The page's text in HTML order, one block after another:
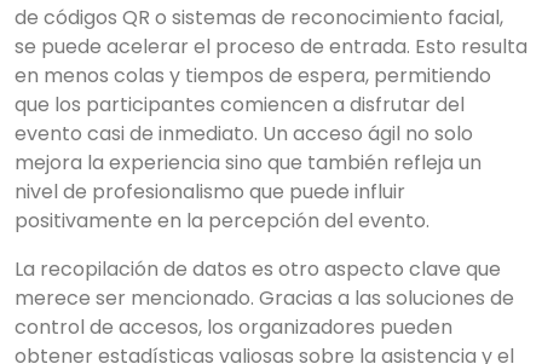
de códigos QR o sistemas de reconocimiento facial,
se puede acelerar el proceso de entrada. Esto resulta
en menos colas y tiempos de espera, permitiendo
que los participantes comiencen a disfrutar del
evento casi de inmediato. Un acceso ágil no solo
mejora la experiencia sino que también refleja un
nivel de profesionalismo que puede influir
positivamente en la percepción del evento.
La recopilación de datos es otro aspecto clave que
merece ser mencionado. Gracias a las soluciones de
control de accesos, los organizadores pueden
obtener estadísticas valiosas sobre la asistencia y el